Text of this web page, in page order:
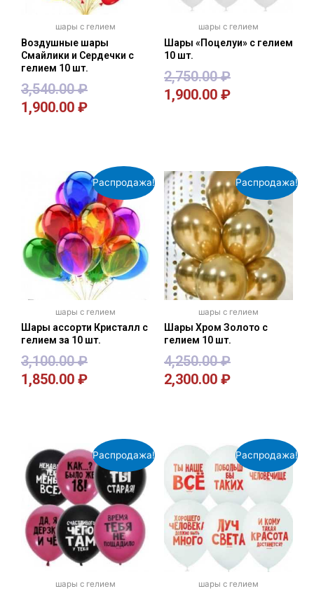
шары с гелием
Воздушные шары
Смайлики и Сердечки с
гелием 10 шт.
3,540.00₽
1,900.00 ₽
шары с гелием
Шары «Поцелуи» с гелием
10 шт.
2,750.00₽
1,900.00 ₽
Распродажа!
шары с гелием
Шары ассорти Кристалл с
гелием за 10 шт.
3,100.00₽
1,850.00 ₽
Распродажа!
шары с гелием
Шары Хром Золото с
гелием 10 шт.
4,250.00₽
2,300.00 ₽
Распродажа!
шары с гелием
Распродажа!
шары с гелием